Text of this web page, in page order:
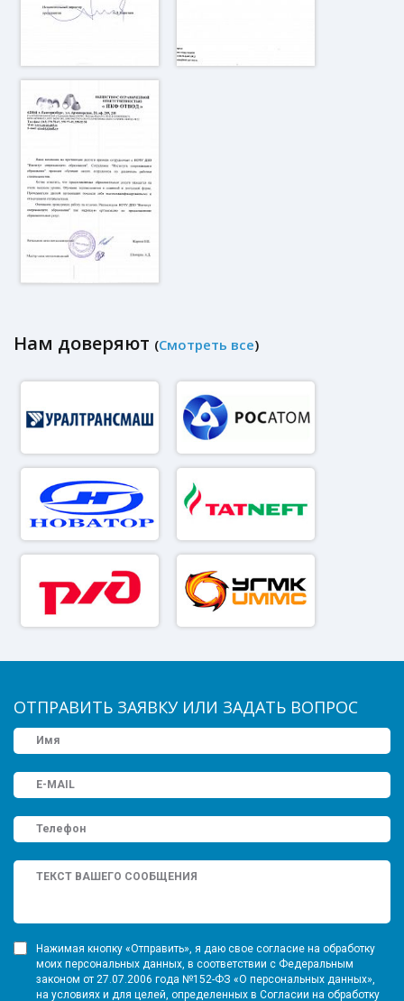
Нам доверяют (Смотреть все)
ОТПРАВИТЬ ЗАЯВКУ ИЛИ ЗАДАТЬ ВОПРОС
Нажимая кнопку «Отправить», я даю свое согласие на обработку
моих персональных данных, в соответствии с Федеральным
законом от 27.07.2006 года №152-ФЗ «О персональных данных»,
на условиях и для целей, определенных в Согласии на обработку